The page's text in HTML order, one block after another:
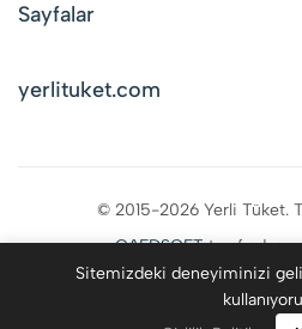
Sayfalar
yerlituket.com
© 2015-2026 Yerli Tüket.
CAFDSOFTtarafından
Sitemizdeki deneyiminizi